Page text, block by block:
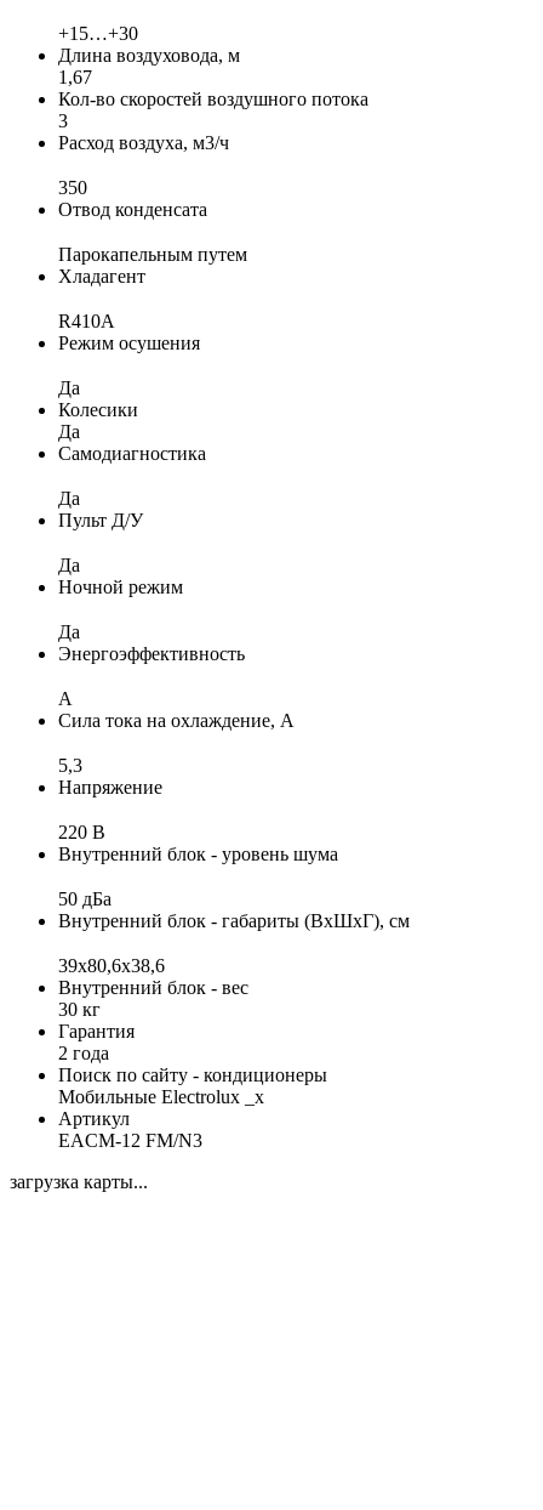
+15…+30
Длина воздуховода, м
1,67
Кол-во скоростей воздушного потока
3
Расход воздуха, м3/ч
350
Отвод конденсата
Парокапельным путем
Хладагент
R410A
Режим осушения
Да
Колесики
Да
Самодиагностика
Да
Пульт Д/У
Да
Ночной режим
Да
Энергоэффективность
A
Сила тока на охлаждение, А
5,3
Напряжение
220 В
Внутренний блок - уровень шума
50 дБа
Внутренний блок - габариты (ВхШхГ), см
39x80,6х38,6
Внутренний блок - вес
30 кг
Гарантия
2 года
Поиск по сайту - кондиционеры
Мобильные Electrolux _x
Артикул
EACM-12 FM/N3
загрузка карты...